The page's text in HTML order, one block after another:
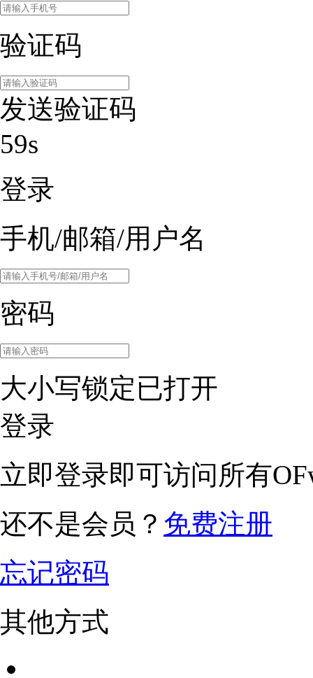
验证码
发送验证码
59s
登录
手机/邮箱/用户名
密码
大小写锁定已打开
登录
立即登录即可访问所有
还不是会员？ 免费注册
忘记密码
其他方式